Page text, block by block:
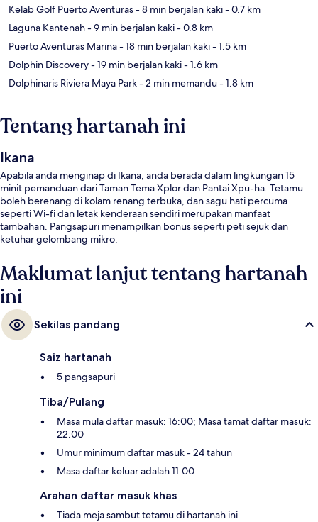
Kelab Golf Puerto Aventuras- 8 min berjalan kaki- 0.7 km
Laguna Kantenah- 9 min berjalan kaki- 0.8 km
Puerto Aventuras Marina- 18 min berjalan kaki- 1.5 km
Dolphin Discovery- 19 min berjalan kaki- 1.6 km
Dolphinaris Riviera Maya Park- 2 min memandu- 1.8 km
Tentang hartanah ini
Ikana
Apabila anda menginap di Ikana, anda berada dalam lingkungan 15
minit pemanduan dari Taman Tema Xplor dan Pantai Xpu-ha. Tetamu
boleh berenang di kolam renang terbuka, dan sagu hati percuma
seperti Wi-fi dan letak kenderaan sendiri merupakan manfaat
tambahan. Pangsapuri menampilkan bonus seperti peti sejuk dan
ketuhar gelombang mikro.
Maklumat lanjut tentang hartanah
ini
Sekilas pandang
Saiz hartanah
5 pangsapuri
Tiba/Pulang
Masa mula daftar masuk: 16:00; Masa tamat daftar masuk:
22:00
Umur minimum daftar masuk - 24 tahun
Masa daftar keluar adalah 11:00
Arahan daftar masuk khas
Tiada meja sambut tetamu di hartanah ini